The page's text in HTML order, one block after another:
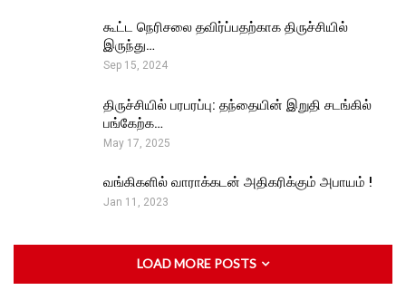
கூட்ட நெரிசலை தவிர்ப்பதற்காக திருச்சியில்
இருந்து…
Sep 15, 2024
திருச்சியில் பரபரப்பு: தந்தையின் இறுதி சடங்கில்
பங்கேற்க…
May 17, 2025
வங்கிகளில் வாராக்கடன் அதிகரிக்கும் அபாயம் !
Jan 11, 2023
LOAD MORE POSTS